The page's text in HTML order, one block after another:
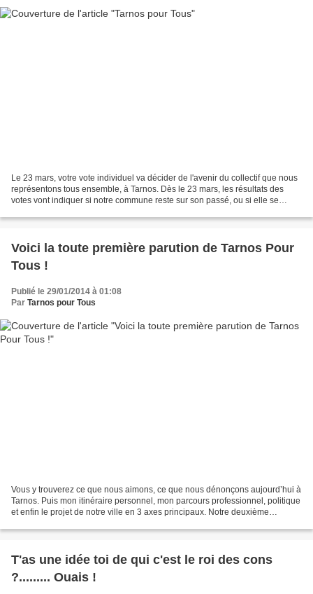
Le 23 mars, votre vote individuel va décider de l'avenir du collectif que nous
représentons tous ensemble, à Tarnos. Dès le 23 mars, les résultats des
votes vont indiquer si notre commune reste sur son passé, ou si elle se
Voici la toute première parution de Tarnos Pour
Tous !
Publié le 29/01/2014 à 01:08
Par Tarnos pour Tous
Vous y trouverez ce que nous aimons, ce que nous dénonçons aujourd’hui à
Tarnos. Puis mon itinéraire personnel, mon parcours professionnel, politique
et enfin le projet de notre ville en 3 axes principaux. Notre deuxième
T'as une idée toi de qui c'est le roi des cons
?......... Ouais !